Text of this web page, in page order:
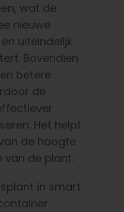
wat de
nieuwe
uiteindelijk
Bovendien
betere
de
Het helpt
de hoogte
van de plant.